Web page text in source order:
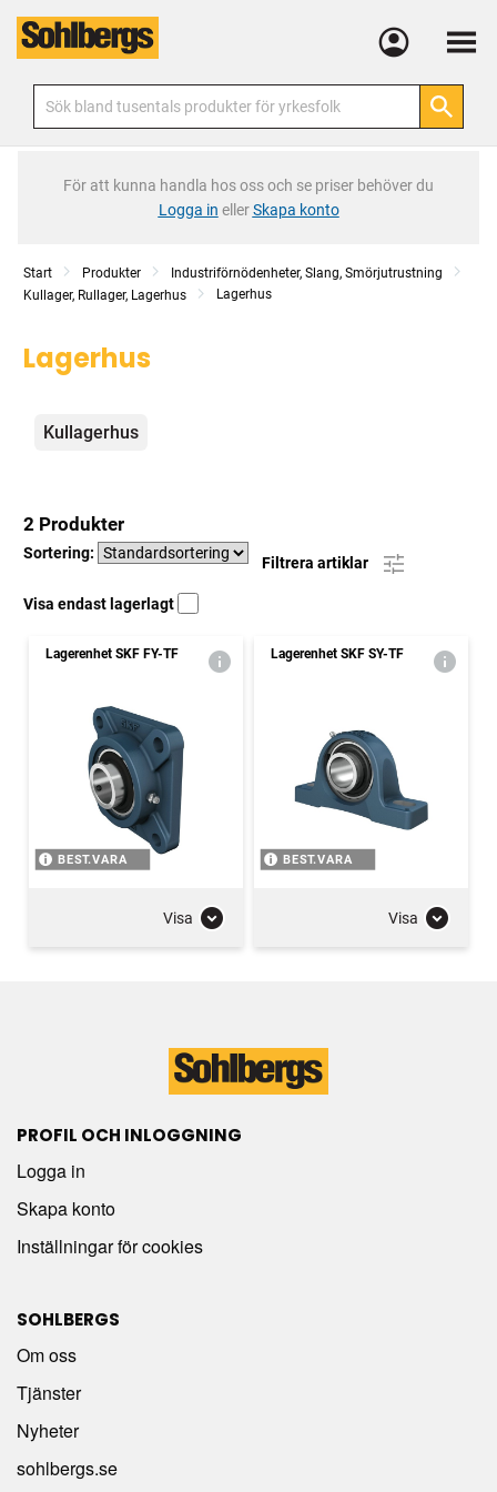
Meny
För att kunna handla hos oss och se priser behöver du
Logga in ellerSkapa konto
Start Produkter
Industriförnödenheter, Slang, Smörjutrustning
Kullager, Rullager, Lagerhus
Lagerhus
Lagerhus
Kategorier
Kullagerhus
2 Produkter
Sortering:
Filtrera artiklar
Visa endast lagerlagt
Lagerenhet SKF FY-TF
BEST.VARA
Visa
Lagerenhet SKF SY-TF
BEST.VARA
Visa
PROFIL OCH INLOGGNING
Logga in
Skapa konto
Inställningar för cookies
SOHLBERGS
Om oss
Tjänster
Nyheter
sohlbergs.se